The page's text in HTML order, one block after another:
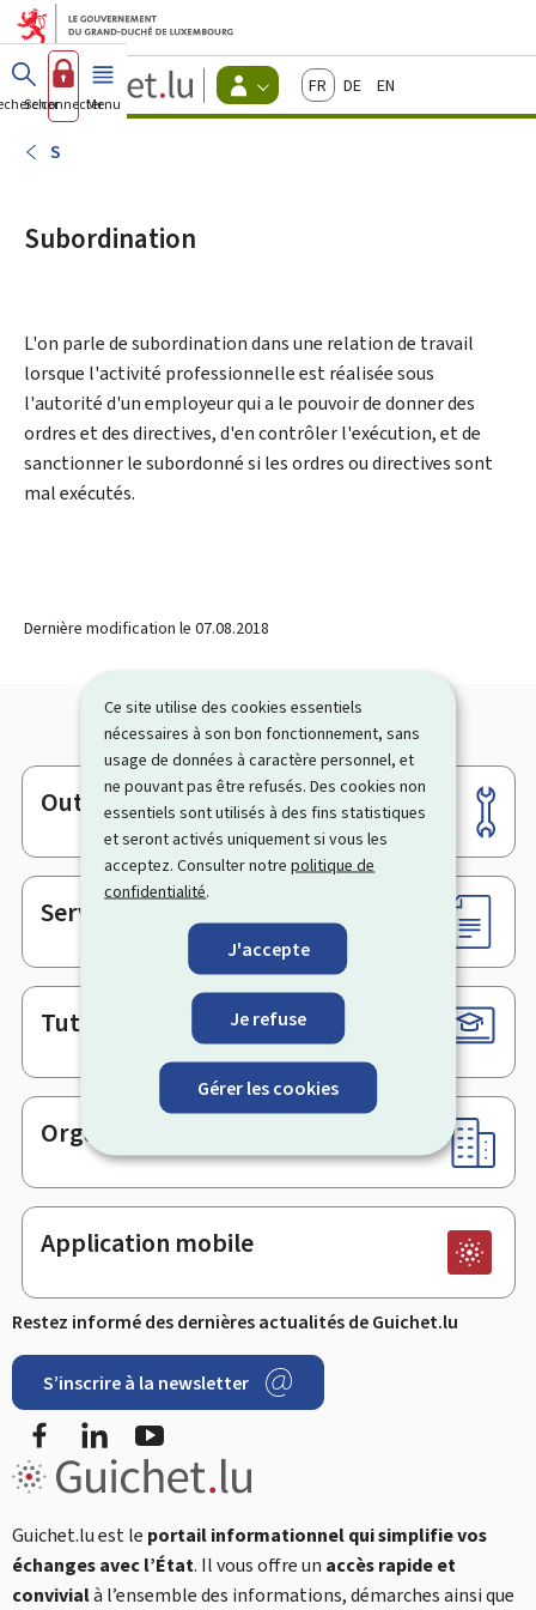
Ce site utilise des cookies essentiels
nécessaires à son bon fonctionnement, sans
usage de données à caractère personnel, et
ne pouvant pas être refusés. Des cookies non
essentiels sont utilisés à des fins statistiques
et seront activés uniquement si vous les
acceptez. Consulter notrepolitique de
confidentialité.
J'accepte
Je refuse
Gérer les cookies
Aller au menu principal
Aller au contenu
Guichet.lu
Changer
d'espace
FrançaisDeutschEnglish
Se connecterMenu principal
S
Subordination
L'on parle de subordination dans une relation de travail
lorsque l'activité professionnelle est réalisée sous
l'autorité d'un employeur qui a le pouvoir de donner des
ordres et des directives, d'en contrôler l'exécution, et de
sanctionner le subordonné si les ordres ou directives sont
mal exécutés.
Dernière modification le 07.08.2018
Pied
de
page
Outils
Services en ligne & Formulaires
Tutoriels
Organismes
Application mobile
Restez informé des dernières actualités de Guichet.lu
S’inscrire à la newsletter
FacebookLinkedIn
Guichet.lu est le portail informationnel qui simplifie vos
échanges avec l’État. Il vous offre un accès rapide et
convivialà l’ensemble des informations, démarches ainsi que